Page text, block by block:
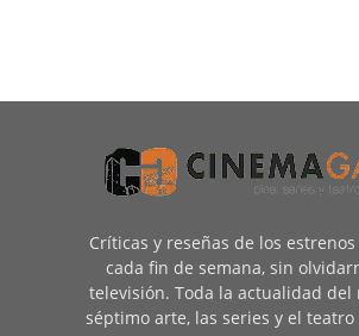
Críticas y reseñas de los
cada fin de semana, sin
televisión. Toda la actualidad del
séptimo arte, las series y el teatro